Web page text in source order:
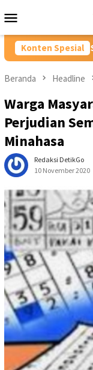
ke
Mobile
Konten Spesial
Kampung Halaman
Beranda Headline
Warga
Perjudian
Minahasa
Redaksi DetikGo
10 November 2020